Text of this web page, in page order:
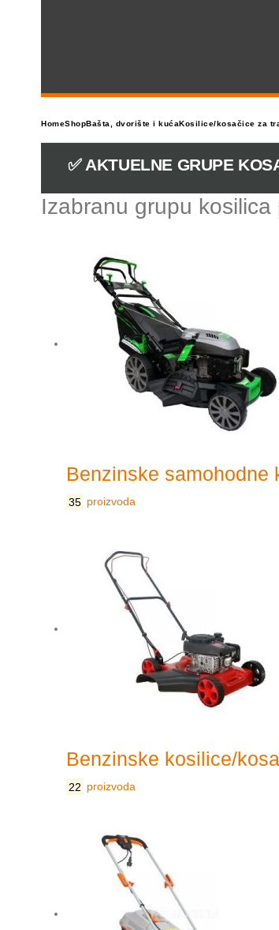
HomeShopBašta, dvorište i kućaKosilice/kosačice za
✅ AKTUELNE GRUPE
Izabranu grupu
Benzinske samohodne
35 proizvoda
Benzinske kosilice/
22 proizvoda